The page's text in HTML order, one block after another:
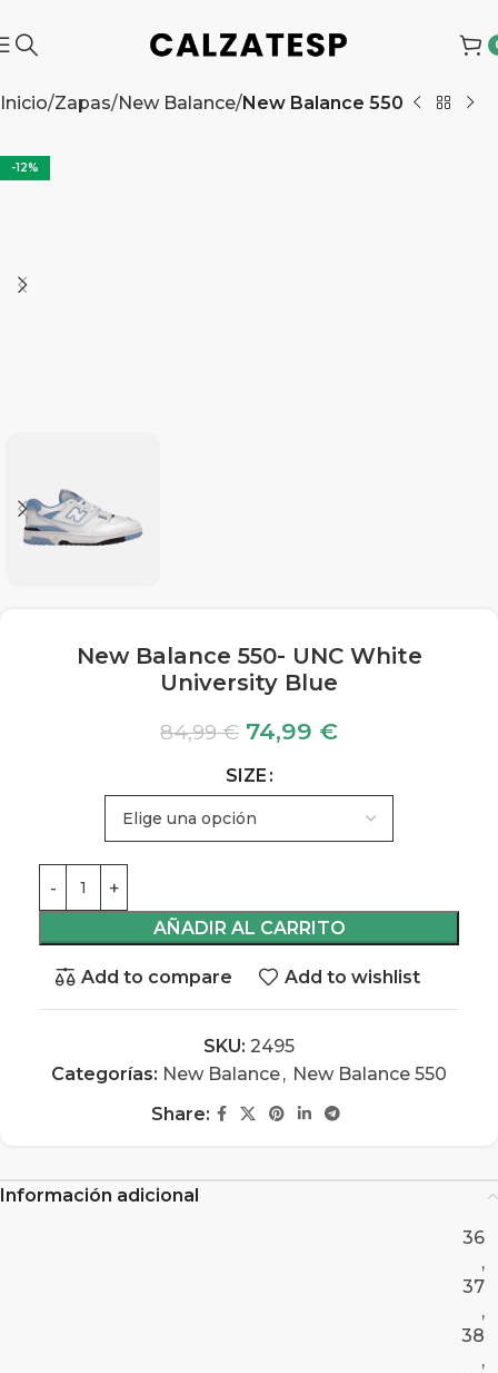
Inicio Zapas New Balance New Balance 550
-12%
New Balance 550- UNC White
University Blue
84,99€ 74,99 €
SIZE
AÑADIR AL CARRITO
Add to compare Add to wishlist
SKU: 2495
Categorías: New Balance, New Balance 550
Share:
Información adicional
36
,
37
,
38
,